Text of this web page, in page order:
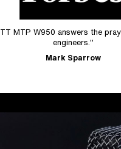
MTP W950 answers the
engineers."
Mark Sparrow